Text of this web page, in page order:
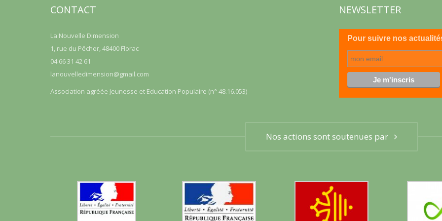
CONTACT
La Nouvelle Dimension
1, rue du Pêcher, 48400 Florac
04 66 31 42 61
lanouvelledimension@gmail.com
Association agréée Jeunesse et Education Populaire (n° 48.16.053)
NEWSLETTER
Pour suivre nos
Nos actions sont soutenues par